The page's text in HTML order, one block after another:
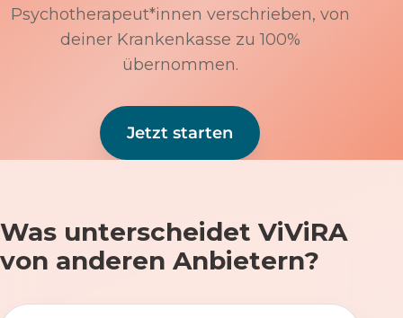
Psychotherapeut*innen verschrieben, von
deiner Krankenkasse zu 100%
übernommen.
Jetzt starten
Was unterscheidet ViViRA
von anderen Anbietern?